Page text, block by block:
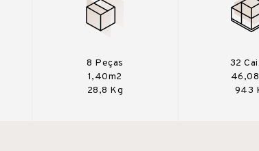
8 Peças
1,40m2
28,8 Kg
32
943